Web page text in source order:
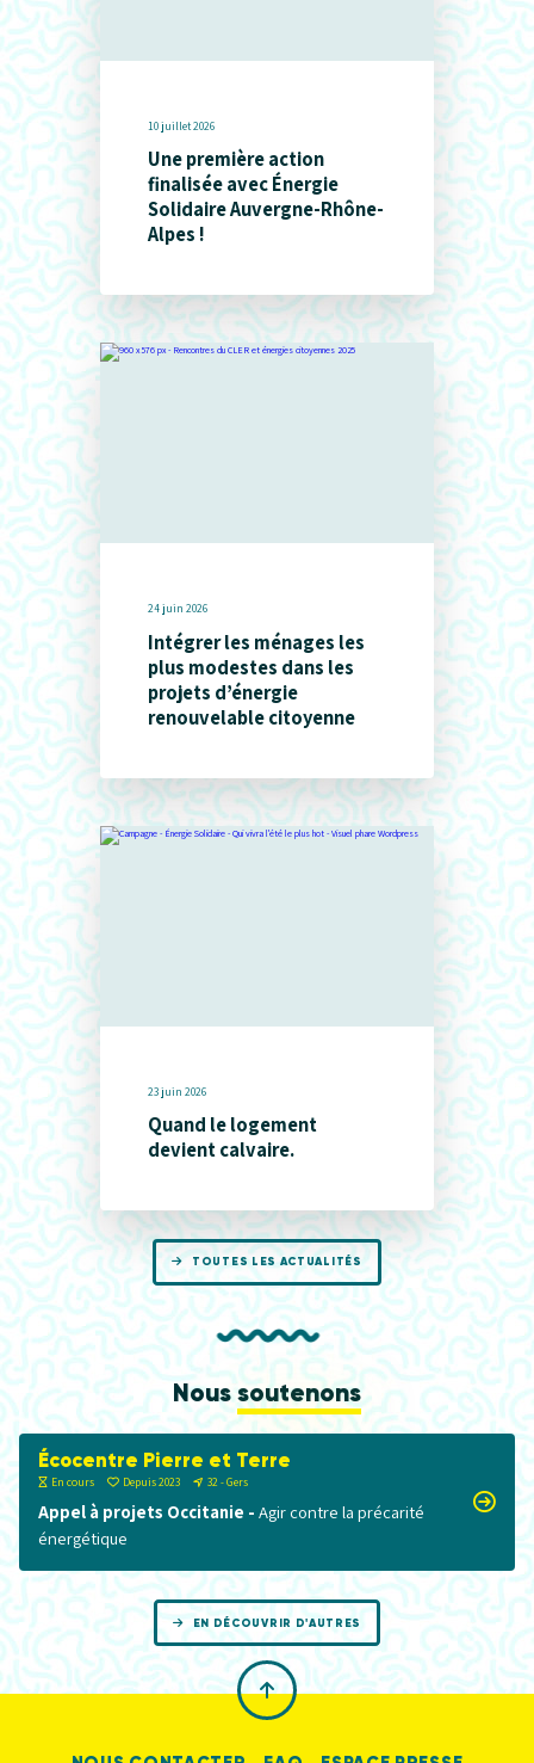
10 juillet 2026
Une première action
finalisée avec Énergie
Solidaire Auvergne-Rhône-
Alpes !
24 juin 2026
Intégrer les ménages les
plus modestes dans les
projets d’énergie
renouvelable citoyenne
23 juin 2026
Quand le logement
devient calvaire.
TOUTES LES ACTUALITÉS
Noussoutenons
Écocentre Pierre et Terre
En cours Depuis 2023 32 - Gers
Appel à projets Occitanie - Agir contre la précarité
énergétique
EN DÉCOUVRIR D'AUTRES